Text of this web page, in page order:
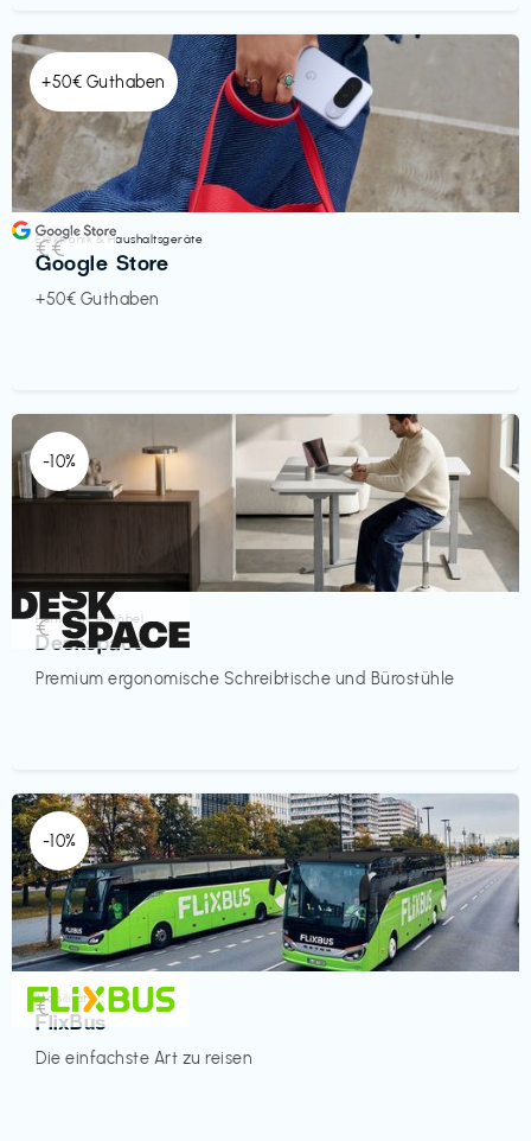
+50€ Guthaben
Elektronik & Haushaltsgeräte
Google Store
+50€ Guthaben
€€‎
-10%
Homeoffice Möbel
Deskspace
Premium ergonomische Schreibtische und Bürostühle
€‎
-10%
Mobilität
FlixBus
Die einfachste Art zu reisen
€‎